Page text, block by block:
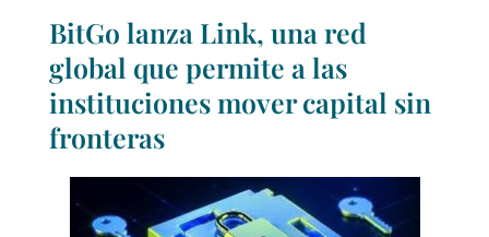
BitGo lanza Link, una red
global que permite a las
instituciones mover capital sin
fronteras